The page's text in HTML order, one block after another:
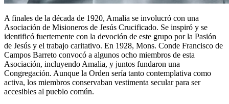
A finales de la década de 1920, Amalia se involucró con una
Asociación de Misioneros de Jesús Crucificado. Se inspiró y se
identificó fuertemente con la devoción de este grupo por la Pasión
de Jesús y el trabajo caritativo. En 1928, Mons. Conde Francisco de
Campos Barreto convocó a algunos ocho miembros de esta
Asociación, incluyendo Amalia, y juntos fundaron una
Congregación. Aunque la Orden sería tanto contemplativa como
activa, los miembros conservaban vestimenta secular para ser
accesibles al pueblo común.